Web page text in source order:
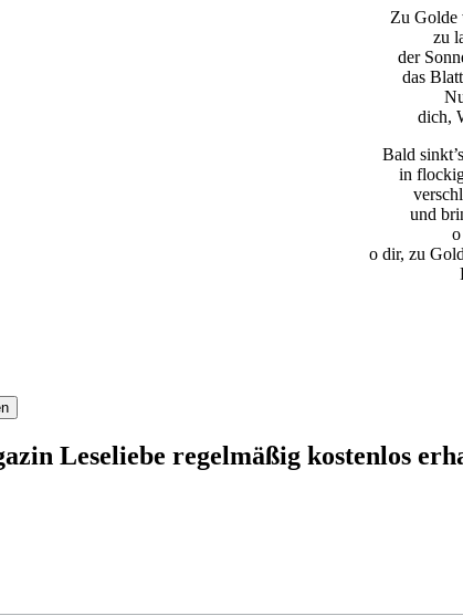
Zu Golde
zu
der
das
dich,
Bald
in
und
o dir, zu
Leseliebe regelmäßig kostenlos